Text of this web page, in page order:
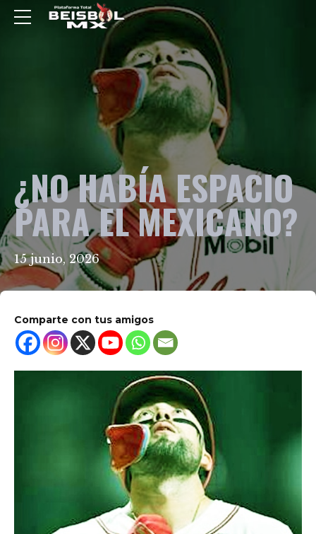
¿NO HABÍA ESPACIO
PARA EL MEXICANO?
15 junio, 2026
Comparte con tus amigos